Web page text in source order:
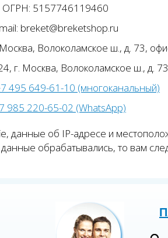
ОГРН: 5157746119460
breket@breketshop.ru
Волоколамское ш., д. 73,
г. Москва, Волоколамское ш., д.
495 649-61-10 (многоканальный)
985 220-65-02 (WhatsApp)
данные об IP-адресе и
обрабатывались, то вам